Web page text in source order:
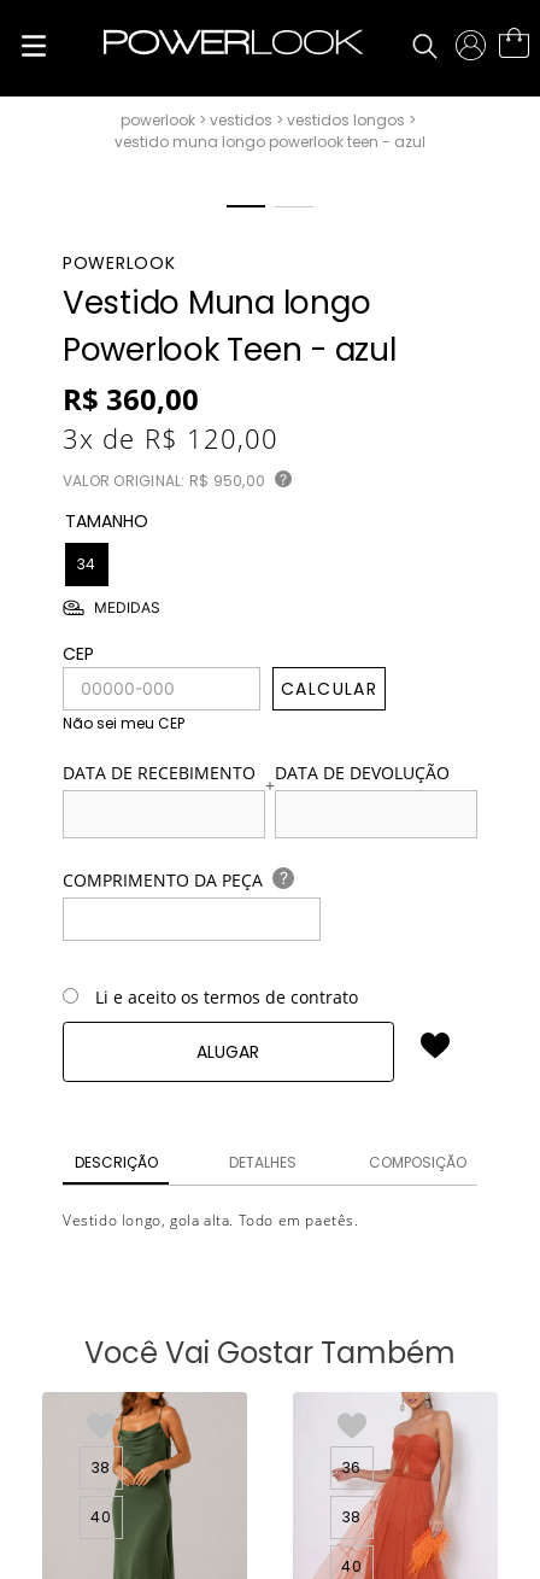
vestidos
vestidos longos
vestido muna longo powerlook teen - azul
POWERLOOK
Vestido Muna longo
Powerlook Teen - azul
R$ 360,00
3x de R$ 120,00
VALOR ORIGINAL: R$ 950,00 ?
TAMANHO
34
MEDIDAS
CEP
CALCULAR
Não sei meu CEP
DATA DE RECEBIMENTO +DATA DE DEVOLUÇÃO
COMPRIMENTO DA PEÇA ?
Li e aceito os termos de contrato
ALUGAR
DESCRIÇÃO DETALHES COMPOSIÇÃO
Vestido longo, gola alta. Todo em paetês.
Você Vai Gostar Também
38
40
36
38
40